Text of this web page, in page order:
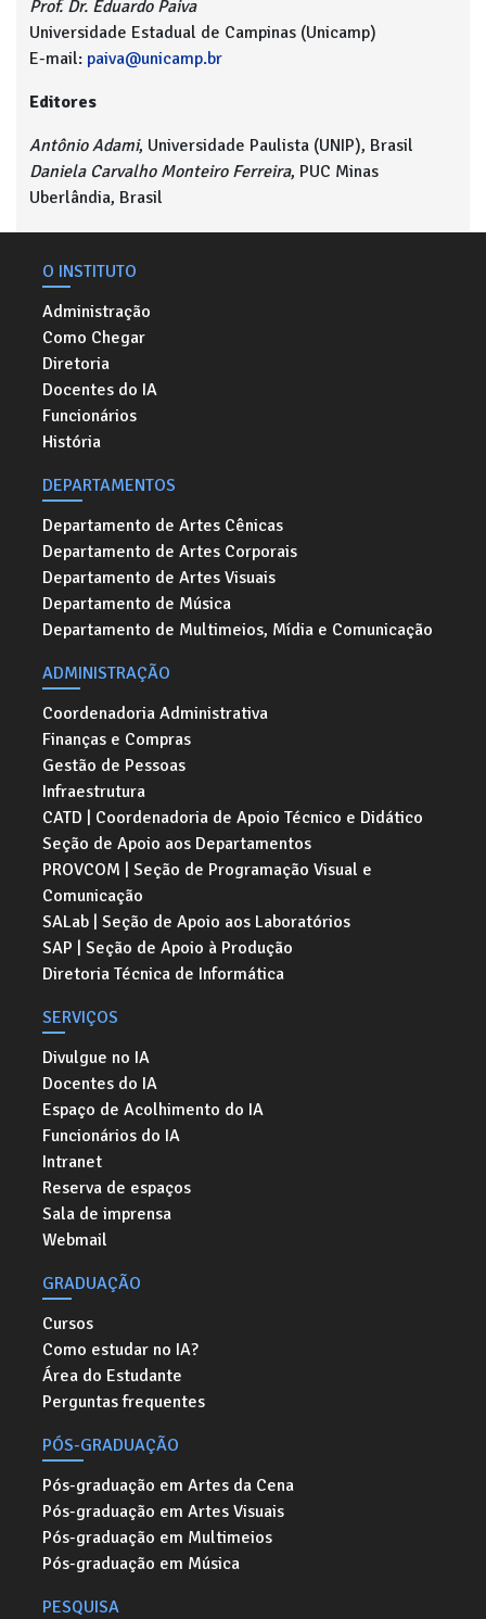
Prof. Dr. Eduardo Paiva
Universidade Estadual de Campinas (Unicamp)
E-mail: paiva@unicamp.br
Editores
Antônio Adami, Universidade Paulista (UNIP), Brasil
Daniela Carvalho Monteiro Ferreira, PUC Minas
Uberlândia, Brasil
O INSTITUTO
Administração
Como Chegar
Diretoria
Docentes do IA
Funcionários
História
DEPARTAMENTOS
Departamento de Artes Cênicas
Departamento de Artes Corporais
Departamento de Artes Visuais
Departamento de Música
Departamento de Multimeios, Mídia e Comunicação
ADMINISTRAÇÃO
Coordenadoria Administrativa
Finanças e Compras
Gestão de Pessoas
Infraestrutura
CATD | Coordenadoria de Apoio Técnico e Didático
Seção de Apoio aos Departamentos
PROVCOM | Seção de Programação Visual e
Comunicação
SALab | Seção de Apoio aos Laboratórios
SAP | Seção de Apoio à Produção
Diretoria Técnica de Informática
SERVIÇOS
Divulgue no IA
Docentes do IA
Espaço de Acolhimento do IA
Funcionários do IA
Intranet
Reserva de espaços
Sala de imprensa
Webmail
GRADUAÇÃO
Cursos
Como estudar no IA?
Área do Estudante
Perguntas frequentes
PÓS-GRADUAÇÃO
Pós-graduação em Artes da Cena
Pós-graduação em Artes Visuais
Pós-graduação em Multimeios
Pós-graduação em Música
PESQUISA